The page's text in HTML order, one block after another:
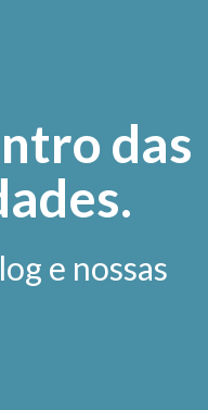
das
e nossas